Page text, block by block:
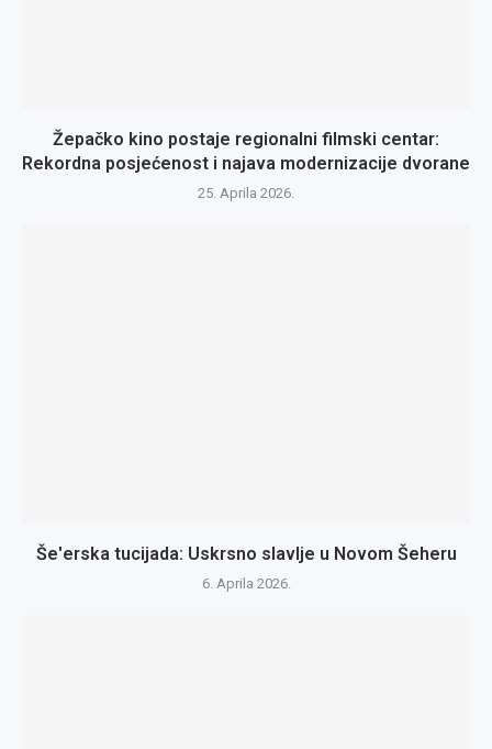
Žepačko kino postaje regionalni filmski centar:
Rekordna posjećenost i najava modernizacije dvorane
25. Aprila 2026.
Še'erska tucijada: Uskrsno slavlje u Novom Šeheru
6. Aprila 2026.